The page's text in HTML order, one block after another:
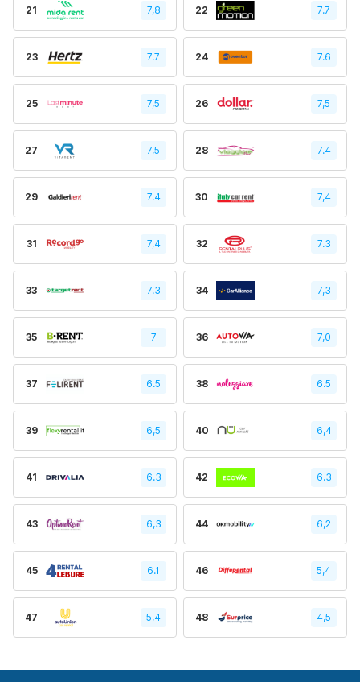
21 7,8 22 7.7
23 7.7 24 7.6
25 7,5 26 7,5
27 7,5 28 7.4
29 7.4 30 7,4
31 7,4 32 7.3
33 7.3 34 7,3
35 7 36 7,0
37 6.5 38 6.5
39 6,5 40 6,4
41 6.3 42 6.3
43 6,3 44 6,2
45 6.1 46 5,4
47 5,4 48 4,5